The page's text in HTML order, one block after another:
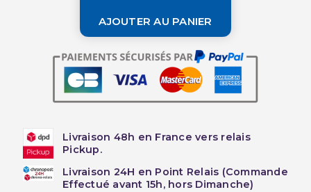
AJOUTER AU PANIER
Livraison 48h en France vers relais
Pickup.
Livraison 24H en Point Relais (Commande
Effectué avant 15h, hors Dimanche)